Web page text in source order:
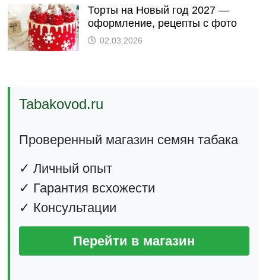
Торты на Новый год 2027 —
оформление, рецепты с фото
02.03.2026
Tabakovod.ru
Проверенный магазин семян табака
✓ Личный опыт
✓ Гарантия всхожести
✓ Консультации
Перейти в магазин